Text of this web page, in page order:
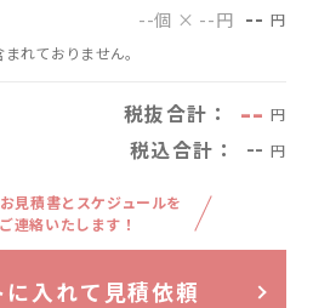
--個 × --円 -- 円
れておりません。
税抜合計： -- 円
税込合計： -- 円
見積書とスケジュールを
ご連絡いたします！
に入れて見積依頼